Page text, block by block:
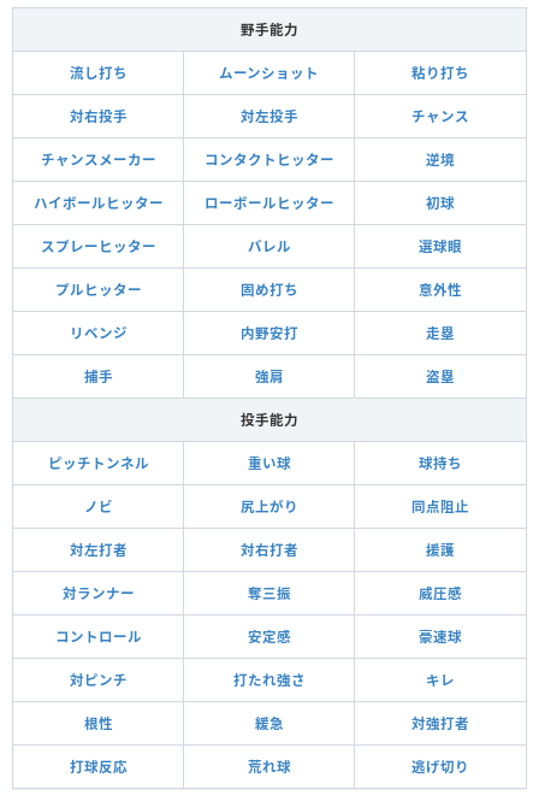
野手能力
流し打ち ムーンショット 粘り打ち
対右投手 対左投手 チャンス
チャンスメーカー コンタクトヒッター 逆境
ハイボールヒッター ローボールヒッター 初球
スプレーヒッター バレル 選球眼
プルヒッター 固め打ち 意外性
リベンジ 内野安打 走塁
捕手 強肩 盗塁
投手能力
ピッチトンネル 重い球 球持ち
ノビ 尻上がり 同点阻止
対左打者 対右打者 援護
対ランナー 奪三振 威圧感
コントロール 安定感 豪速球
対ピンチ 打たれ強さ キレ
根性 緩急 対強打者
打球反応 荒れ球 逃げ切り